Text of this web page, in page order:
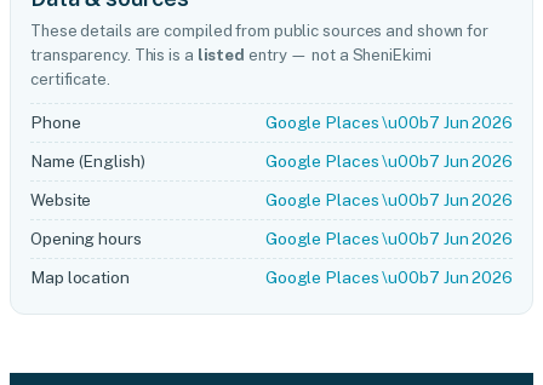
These details are compiled from public sources and shown for
transparency. This is a listed entry — not a SheniEkimi
certificate.
Phone
Google Places \u00b7 Jun 2026
Name (English)
Google Places \u00b7 Jun 2026
Website
Google Places \u00b7 Jun 2026
Opening hours
Google Places \u00b7 Jun 2026
Map location
Google Places \u00b7 Jun 2026